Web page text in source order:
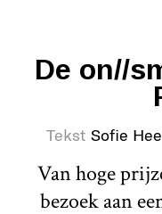
De on//
Tekst Sofie
Van hoge
bezoek aan